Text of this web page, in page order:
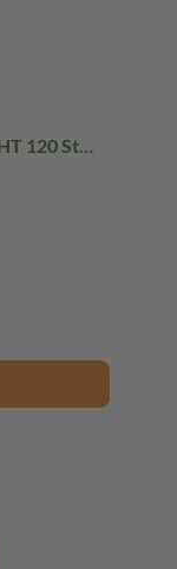
120 St